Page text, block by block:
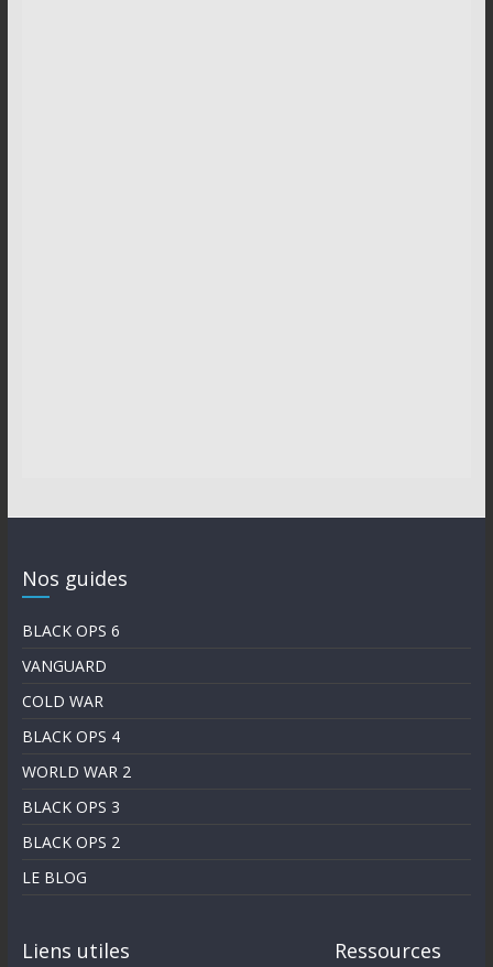
Nos guides
BLACK OPS 6
VANGUARD
COLD WAR
BLACK OPS 4
WORLD WAR 2
BLACK OPS 3
BLACK OPS 2
LE BLOG
Liens utiles Ressources